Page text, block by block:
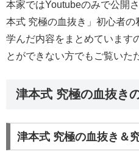
本家ではYoutubeのみで公開
本式 究極の血抜き」初心者
学んだ内容をまとめています
とができない方でもご覧いた
津本式 究極の血抜き
津本式 究極の血抜き＆